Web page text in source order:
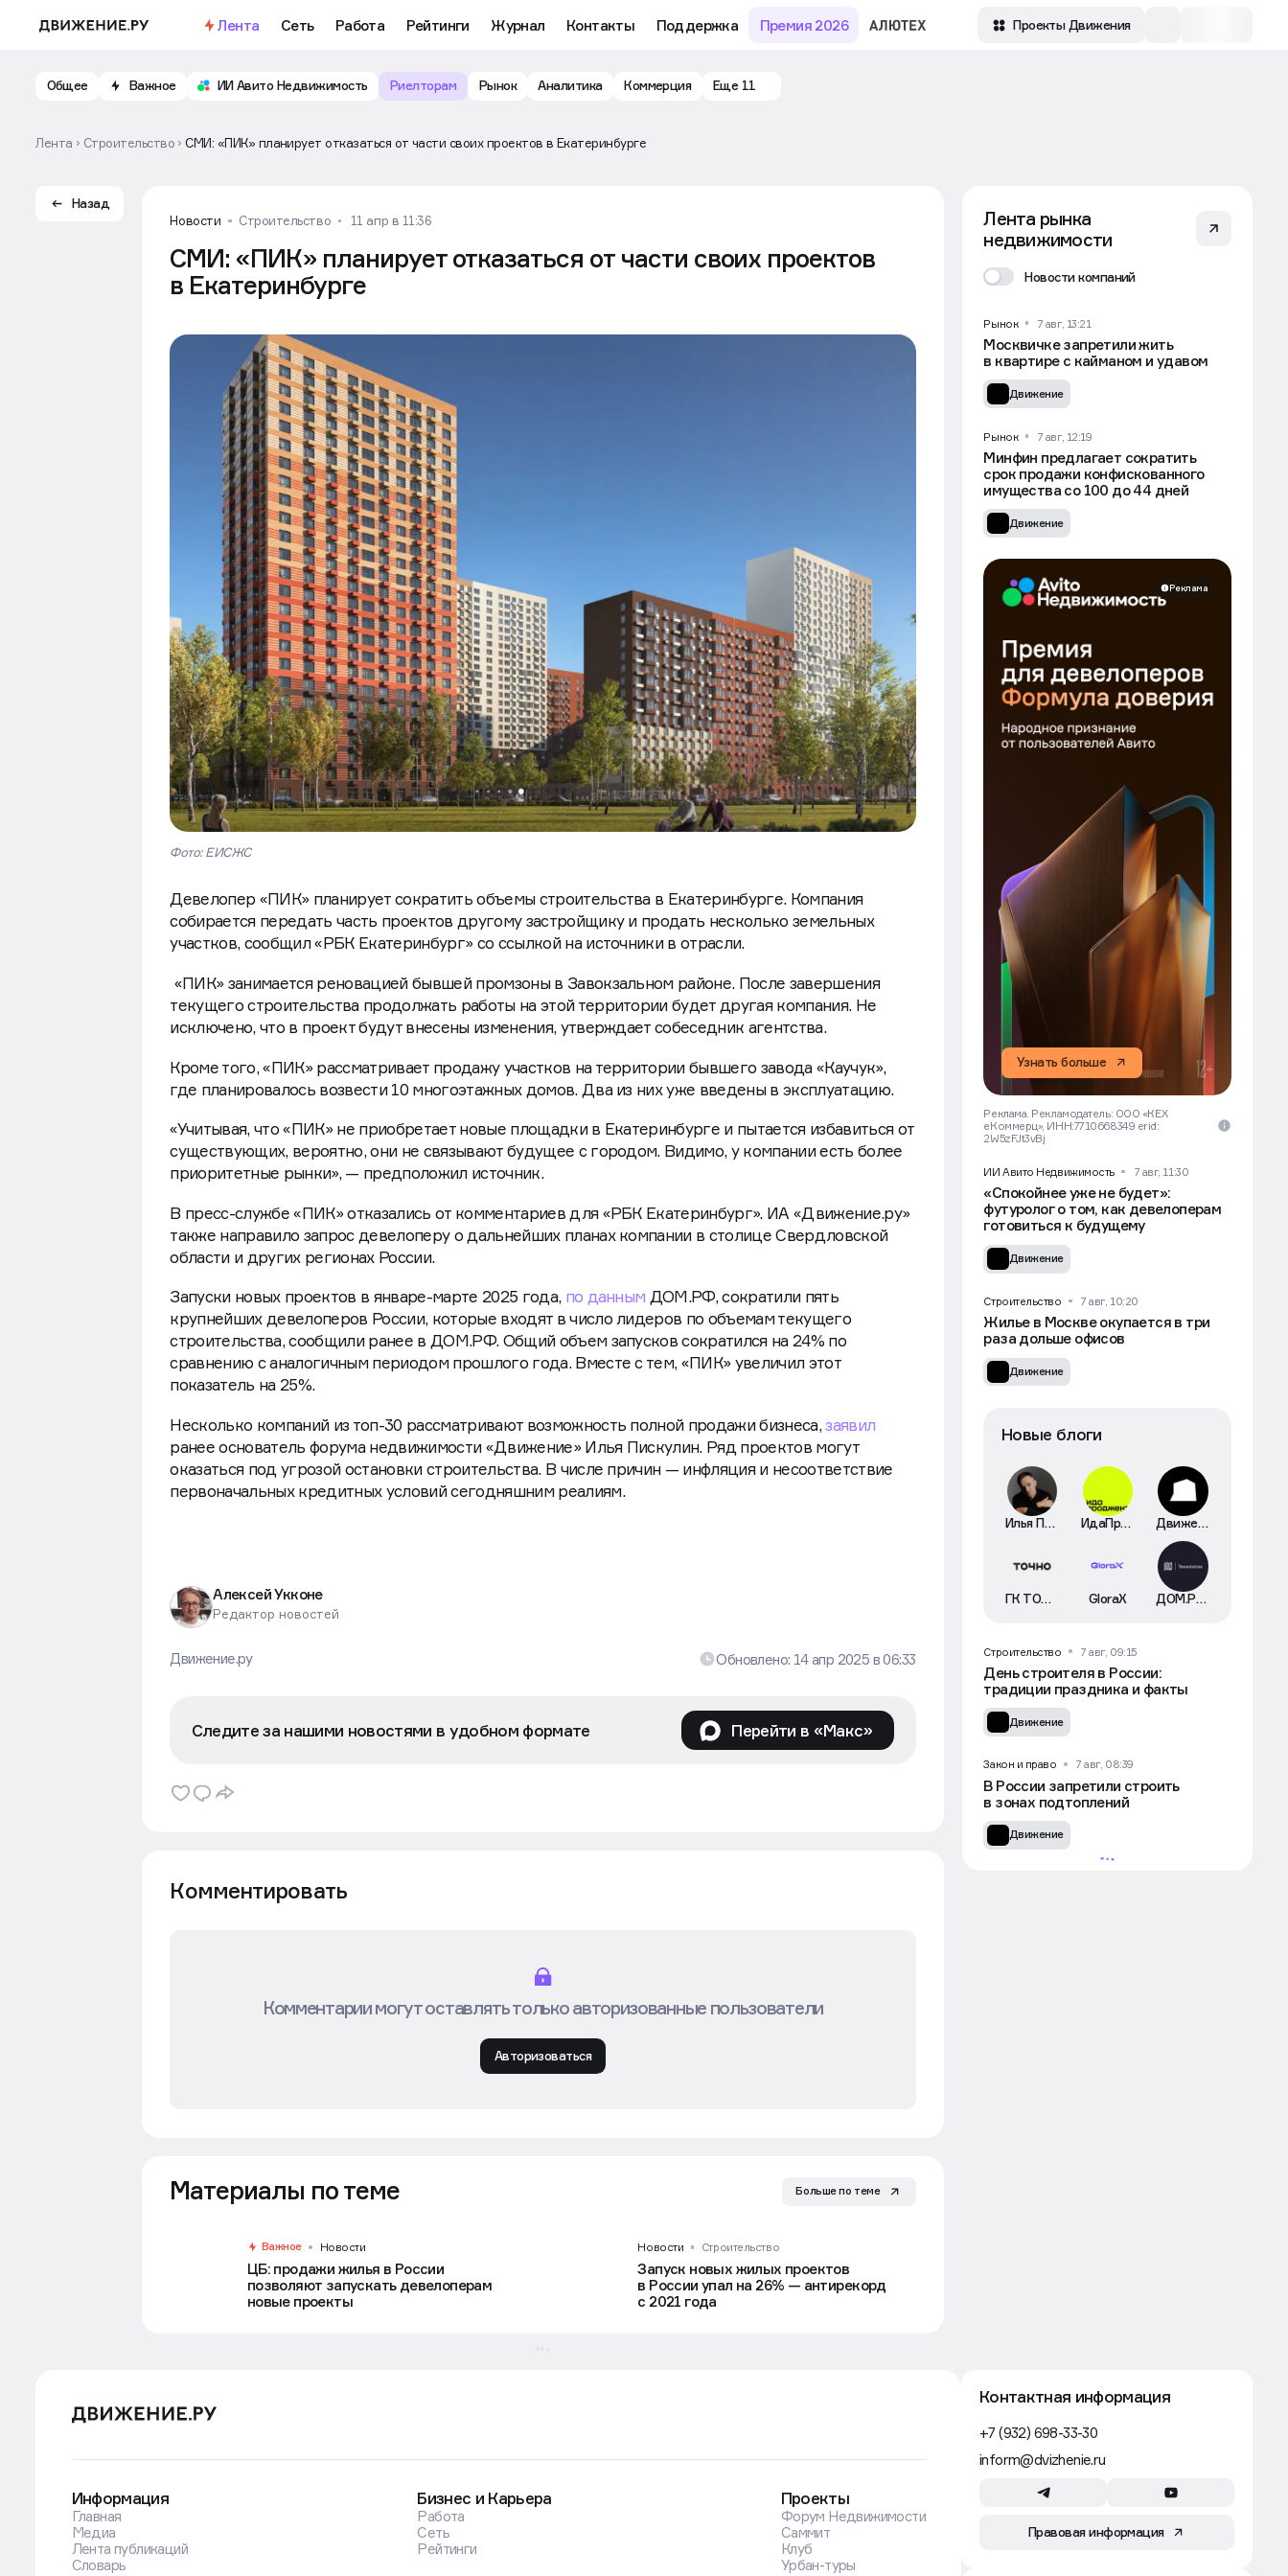
Лента Сеть Работа Рейтинги Журнал Контакты Поддержка Премия 2026 Проекты Движения
Общее Важное ИИ Авито Недвижимость Риелторам Рынок Аналитика Коммерция Еще 11
Лента Строительство СМИ: «ПИК» планирует отказаться от части своих проектов в Екатеринбурге
Назад
Новости
Строительство 11 апр в 11:36
СМИ: «ПИК» планирует отказаться от части своих проектов
в Екатеринбурге
Фото: ЕИСЖС
Девелопер «ПИК» планирует сократить объемы строительства в Екатеринбурге. Компания
собирается передать часть проектов другому застройщику и продать несколько земельных
участков, сообщил «РБК Екатеринбург» со ссылкой на источники в отрасли.
«ПИК» занимается реновацией бывшей промзоны в Завокзальном районе. После завершения
текущего строительства продолжать работы на этой территории будет другая компания. Не
исключено, что в проект будут внесены изменения, утверждает собеседник агентства.
Кроме того, «ПИК» рассматривает продажу участков на территории бывшего завода «Каучук»,
где планировалось возвести 10 многоэтажных домов. Два из них уже введены в эксплуатацию.
«Учитывая, что «ПИК» не приобретает новые площадки в Екатеринбурге и пытается избавиться от
существующих, вероятно, они не связывают будущее с городом. Видимо, у компании есть более
приоритетные рынки», — предположил источник.
В пресс-службе «ПИК» отказались от комментариев для «РБК Екатеринбург». ИА «Движение.ру»
также направило запрос девелоперу о дальнейших планах компании в столице Свердловской
области и других регионах России.
Запуски новых проектов в январе-марте 2025 года, по данным ДОМ.РФ, сократили пять
крупнейших девелоперов России, которые входят в число лидеров по объемам текущего
строительства, сообщили ранее в ДОМ.РФ. Общий объем запусков сократился на 24% по
сравнению с аналогичным периодом прошлого года. Вместе с тем, «ПИК» увеличил этот
показатель на 25%.
Несколько компаний из топ-30 рассматривают возможность полной продажи бизнеса,заявил
ранее основатель форума недвижимости «Движение» Илья Пискулин. Ряд проектов могут
оказаться под угрозой остановки строительства. В числе причин — инфляция и несоответствие
первоначальных кредитных условий сегодняшним реалиям.
Алексей Укконе
Редактор новостей
Движение.ру Обновлено: 14 апр 2025 в06:33
Следите за нашими новостями в удобном формате Перейти в «Макс»
Комментировать
Комментарии могут оставлять только авторизованные пользователи
Авторизоваться
Материалы по теме Больше по теме
Важное Новости
ЦБ: продажи жилья в России
позволяют запускать девелоперам
новые проекты
Новости Строительство
Запуск новых жилых проектов
в России упал на 26% — антирекорд
с 2021 года
Лента рынка
недвижимости
Новости компаний
Рынок 7 авг, 13:21
Москвичке запретили жить
в квартире с кайманом и удавом
Движение
Рынок 7 авг, 12:19
Минфин предлагает сократить
срок продажи конфискованного
имущества со 100 до 44 дней
Движение
Реклама
Узнать больше
Реклама. Рекламодатель: ООО «КЕХ
еКоммерц», ИНН:7710668349 erid:
2W5zFJt3vBj
ИИ Авито Недвижимость 7 авг, 11:30
«Спокойнее уже не будет»:
футуролог о том, как девелоперам
готовиться к будущему
Движение
Строительство 7 авг, 10:20
Жилье в Москве окупается в три
раза дольше офисов
Движение
Новые блоги
Илья Пискулин ИдаПроджект Движение
ГК ТОЧНО GloraX ДОМ.РФ Технологии
Строительство 7 авг, 09:15
День строителя в России:
традиции праздника и факты
Движение
Закон и право 7 авг, 08:39
В России запретили строить
в зонах подтоплений
Движение
Строительство 6 авг, 17:53
Где самые дешевые кредиты
для застройщиков в России
Рынок металлоконструкций